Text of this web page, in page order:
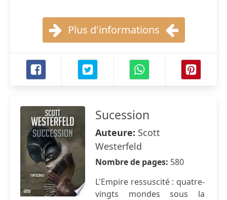
Plus d'informations
Sucession
Auteure: Scott
Westerfeld
Nombre de pages: 580
L'Empire ressuscité : quatre-
vingts mondes sous la